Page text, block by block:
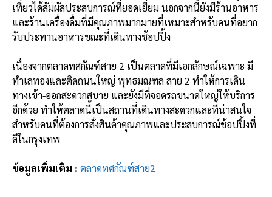
เที่ยวได้สัมผัสประสบการณ์ที่ยอดเยี่ยม นอกจากนี้ยังมีร้านอาหาร
และร้านเครื่องดื่มที่มีคุณภาพมากมายที่เหมาะสำหรับคนที่อยาก
รับประทานอาหารขณะที่เดินทางช้อปปิ้ง
เนื่องจากตลาดทศกัณฑ์สาย 2 เป็นตลาดที่มีเอกลักษณ์เฉพาะ มี
ทำเลทองและติดถนนใหญ่ พุทธมณฑล สาย 2 ทำให้การเดิน
ทางเข้า-ออกสะดวกสบาย และยังมีที่จอดรถขนาดใหญ่ให้บริการ
อีกด้วย ทำให้ตลาดนี้เป็นสถานที่เดินทางสะดวกและที่น่าสนใจ
สำหรับคนที่ต้องการสั่งสินค้าคุณภาพและประสบการณ์ช้อปปิ้งที่
ดีในกรุงเทพ
ข้อมูลเพิ่มเติม : ตลาดทศกัณฑ์สาย2